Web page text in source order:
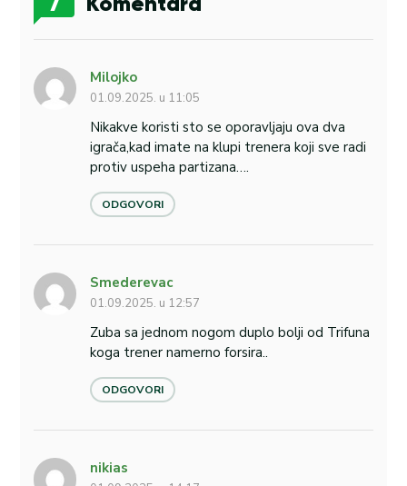
Milojko
01.09.2025. u 11:05
Nikakve koristi sto se oporavljaju ova dva
igrača,kad imate na klupi trenera koji sve radi
protiv uspeha partizana….
ODGOVORI
Smederevac
01.09.2025. u 12:57
Zuba sa jednom nogom duplo bolji od Trifuna
koga trener namerno forsira..
ODGOVORI
nikias